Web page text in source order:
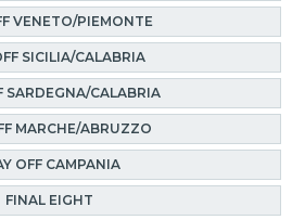
VENETO/PIEMONTE
SICILIA/CALABRIA
SARDEGNA/CALABRIA
MARCHE/ABRUZZO
OFF CAMPANIA
FINAL EIGHT